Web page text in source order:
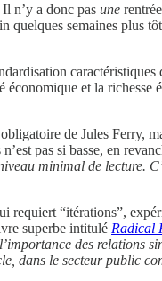
Il n’y a donc pas une
quelques semaines plus
et la richesse
de Jules Ferry,
pas si basse, en
minimal de lecture.
“itérations”,
superbe intitulé Radical
des relations
dans le secteur public